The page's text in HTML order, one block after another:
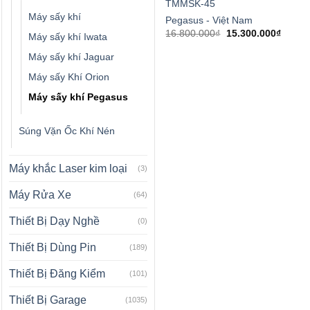
Máy sấy khí
Máy sấy khí Iwata
Máy sấy khí Jaguar
Máy sấy Khí Orion
Máy sấy khí Pegasus
Súng Vặn Ốc Khí Nén
Máy khắc Laser kim loại (3)
Máy Rửa Xe (64)
Thiết Bị Dạy Nghề (0)
Thiết Bị Dùng Pin (189)
Thiết Bị Đăng Kiểm (101)
Thiết Bị Garage (1035)
TMMSK-45
Pegasus - Việt Nam
16.800.000₫ Giá
15.300.000₫Giá